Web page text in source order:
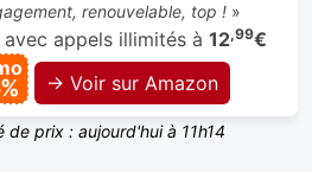
renouvelable, top !»
avec appels illimités à 12,99€
→ Voir sur Amazon
de prix : aujourd'hui à 11h14